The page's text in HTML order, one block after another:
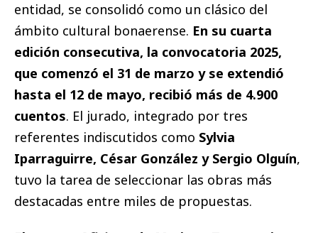
entidad, se consolidó como un clásico del
ámbito cultural bonaerense. En su cuarta
edición consecutiva, la convocatoria 2025,
que comenzó el 31 de marzo y se extendió
hasta el 12 de mayo, recibió más de 4.900
cuentos. El jurado, integrado por tres
referentes indiscutidos como Sylvia
Iparraguirre, César González y Sergio Olguín,
tuvo la tarea de seleccionar las obras más
destacadas entre miles de propuestas.